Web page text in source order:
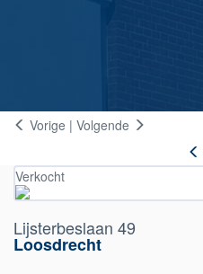
Vorige | Volgende
Verkocht
Lijsterbeslaan 49
Loosdrecht